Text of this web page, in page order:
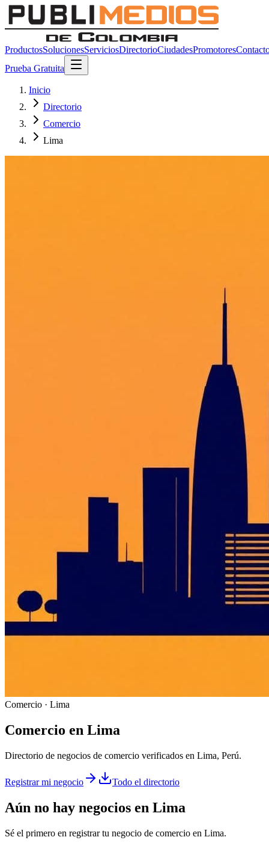
ProductosSolucionesServiciosDirectorioCiudadesPromotores
Prueba Gratuita
Inicio
Directorio
Comercio
Lima
Comercio · Lima
Comercio en Lima
Directorio de negocios de comercio verificados en Lima, Perú.
Registrar mi negocio Todo el directorio
Aún no hay negocios en Lima
Sé el primero en registrar tu negocio de comercio en Lima.